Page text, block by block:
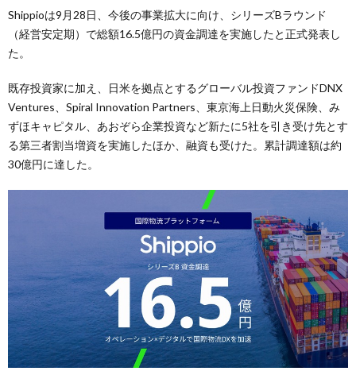
Shippioは9月28日、今後の事業拡大に向け、シリーズBラウンド
（経営安定期）で総額16.5億円の資金調達を実施したと正式発表し
た。
既存投資家に加え、日米を拠点とするグローバル投資ファンドDNX
Ventures、Spiral Innovation Partners、東京海上日動火災保険、み
ずほキャピタル、あおぞら企業投資など新たに5社を引き受け先とす
る第三者割当増資を実施したほか、融資も受けた。累計調達額は約
30億円に達した。